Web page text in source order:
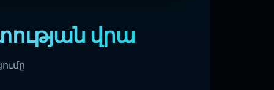
վրա